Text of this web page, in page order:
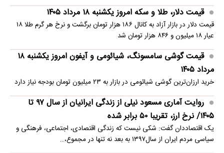
قیمت دلار، طلا و سکه امروز یکشنبه ۱۸ مرداد ۱۴۰۵
قیمت دلار در بازار آزاد به کانال ۱۸۶ هزار تومان برگشت و نرخ هر گرم طلا ۱۸
عیار ۱۸ میلیون و ۸۴۶ هزار تومان شد
قیمت گوشی سامسونگ، شیائومی و آیفون امروز یکشنبه ۱۸
مرداد ۱۴۰۵
خرید ارزان‌ترین گوشی شیائومی در بازار به ۲۳ میلیون تومان بودجه نیاز دارد
روایت آماری مسعود نیلی از زندگی ایرانیان از سال ۹۷ تا
۱۴۰۵/ نرخ ارز، تقریبا ۵۰ برابر شده
یک اقتصاددان گفت: شکی نیست که زندگی اقتصادی، اجتماعی، فرهنگی و
سیاسی مردم ایران از سال۱۳۹۷ به بعد نه تنها در مجموع،…